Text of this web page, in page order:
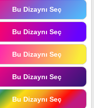
Bu Dizaynı Seç
Bu Dizaynı Seç
Bu Dizaynı Seç
Bu Dizaynı Seç
Bu Dizaynı Seç